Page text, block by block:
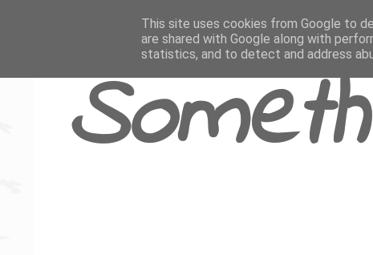
This site uses cookies from Google to
are shared with Google along with
statistics, and to detect and address